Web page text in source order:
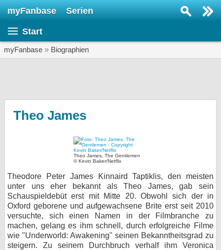
myFanbase Serien
Start
myFanbase » Biographien
Theo James
Theo James, The Gentlemen
© Kevin Baker/Netflix
Theodore Peter James Kinnaird Taptiklis, den meisten
unter uns eher bekannt als Theo James, gab sein
Schauspieldebüt erst mit Mitte 20. Obwohl sich der in
Oxford geborene und aufgewachsene Brite erst seit 2010
versuchte, sich einen Namen in der Filmbranche zu
machen, gelang es ihm schnell, durch erfolgreiche Filme
wie "Underworld: Awakening" seinen Bekanntheitsgrad zu
steigern. Zu seinem Durchbruch verhalf ihm Veronica
KULTUR
Specials
SERVICE
Gewinnspiele
Forum
bei X